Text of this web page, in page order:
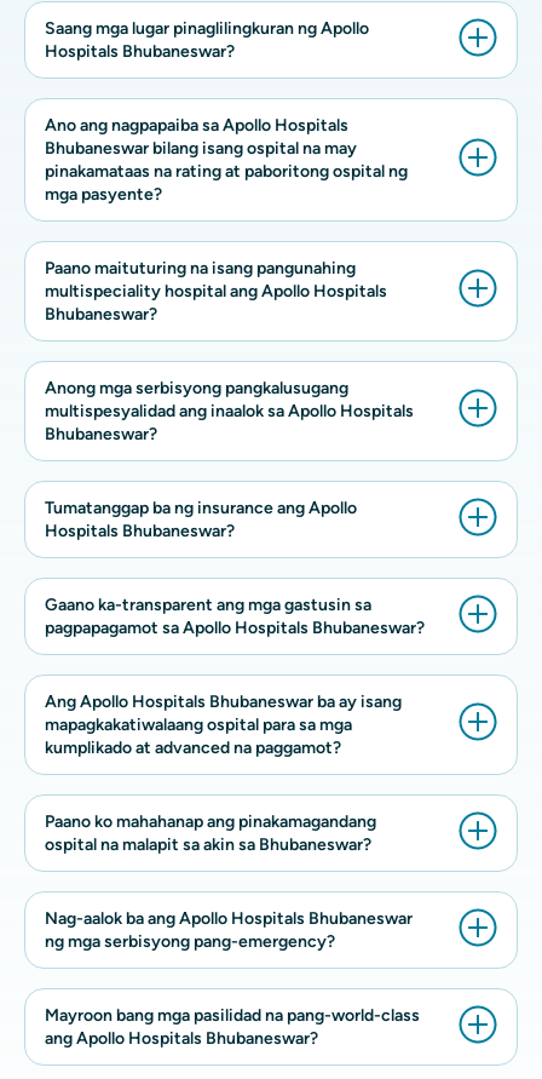
Saang mga lugar pinaglilingkuran ng Apollo
Hospitals Bhubaneswar?
Ano ang nagpapaiba sa Apollo Hospitals
Bhubaneswar bilang isang ospital na may
pinakamataas na rating at paboritong ospital ng
mga pasyente?
Paano maituturing na isang pangunahing
multispeciality hospital ang Apollo Hospitals
Bhubaneswar?
Anong mga serbisyong pangkalusugang
multispesyalidad ang inaalok sa Apollo Hospitals
Bhubaneswar?
Tumatanggap ba ng insurance ang Apollo
Hospitals Bhubaneswar?
Gaano ka-transparent ang mga gastusin sa
pagpapagamot sa Apollo Hospitals Bhubaneswar?
Ang Apollo Hospitals Bhubaneswar ba ay isang
mapagkakatiwalaang ospital para sa mga
kumplikado at advanced na paggamot?
Paano ko mahahanap ang pinakamagandang
ospital na malapit sa akin sa Bhubaneswar?
Nag-aalok ba ang Apollo Hospitals Bhubaneswar
ng mga serbisyong pang-emergency?
Mayroon bang mga pasilidad na pang-world-class
ang Apollo Hospitals Bhubaneswar?